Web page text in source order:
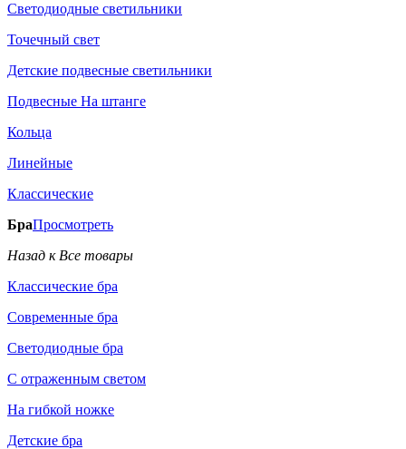
Светодиодные светильники
Точечный свет
Детские подвесные светильники
Подвесные На штанге
Кольца
Линейные
Классические
БраПросмотреть
Назад к Все товары
Классические бра
Современные бра
Светодиодные бра
С отраженным светом
На гибкой ножке
Детские бра